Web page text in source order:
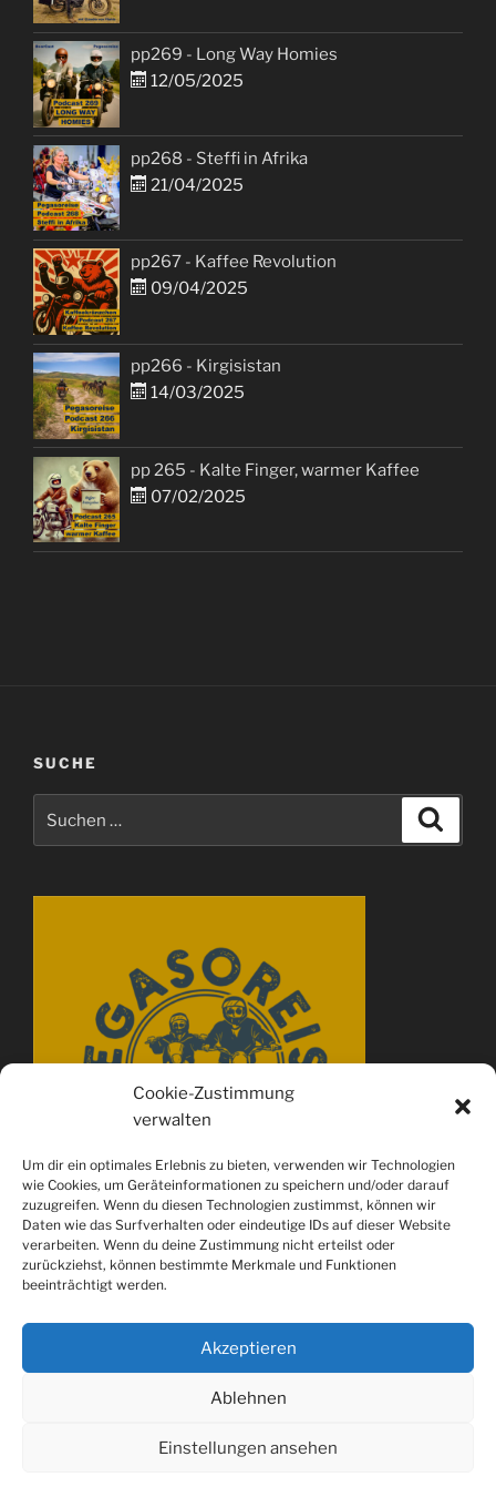
Cookie-Zustimmung
verwalten
Um dir ein optimales Erlebnis zu bieten, verwenden wir Technologien
wie Cookies, um Geräteinformationen zu speichern und/oder darauf
zuzugreifen. Wenn du diesen Technologien zustimmst, können wir
Daten wie das Surfverhalten oder eindeutige IDs auf dieser Website
verarbeiten. Wenn du deine Zustimmung nicht erteilst oder
zurückziehst, können bestimmte Merkmale und Funktionen
beeinträchtigt werden.
Akzeptieren
Ablehnen
Einstellungen ansehen
pp269 - Long Way Homies
12/05/2025
pp268 - Steffi in Afrika
21/04/2025
pp267 - Kaffee Revolution
09/04/2025
pp266 - Kirgisistan
14/03/2025
pp 265 - Kalte Finger, warmer Kaffee
07/02/2025
SUCHE
nach:
Instagram